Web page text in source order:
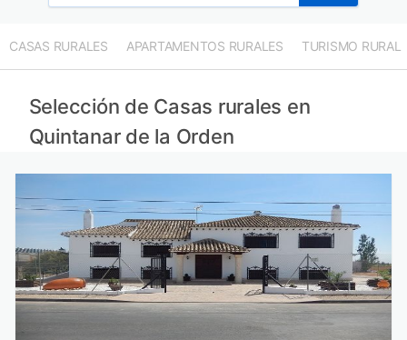
CASAS RURALES APARTAMENTOS RURALES TURISMO RURAL
Selección de Casas rurales en
Quintanar de la Orden